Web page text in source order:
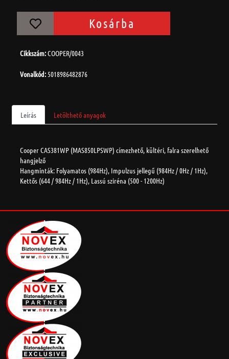
Kosárba
Cikkszám:COOPER/0043
Vonalkód: 5018986482876
Leírás Letölthető anyagok
Cooper CAS381WP (MAS850LPSWP) címezhető, kültéri, falra szerelhető
hangjelző
Hangminták: Folyamatos (984Hz), Impulzus jellegű (984Hz / 0Hz / 1Hz),
Kettős (644 / 984Hz / 1Hz), Lassú sziréna (500 - 1200Hz)